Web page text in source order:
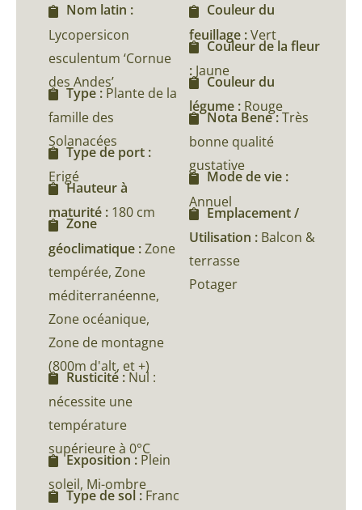
Nom latin :
Lycopersicon
esculentum ‘Cornue
des Andes’
Type : Plante de la
famille des
Solanacées
Type de port :
Erigé
Hauteur à
maturité : 180 cm
Zone
géoclimatique :Zone
tempérée, Zone
méditerranéenne,
Zone océanique,
Zone de montagne
(800m d'alt, et +)
Rusticité :Nul :
nécessite une
température
supérieure à 0°C
Exposition : Plein
soleil, Mi-ombre
Type de sol : Franc
Couleur du
feuillage :Vert
Couleur de la fleur
: Jaune
Couleur du
légume : Rouge
Nota Bene :Très
bonne qualité
gustative
Mode de vie :
Annuel
Emplacement /
Utilisation : Balcon &
terrasse
Potager